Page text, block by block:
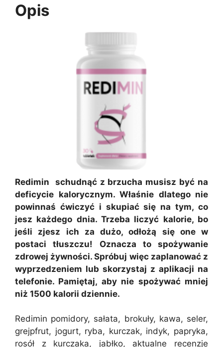
Opis
Redimin schudnąć z brzucha musisz być na
deficycie kalorycznym. Właśnie dlatego nie
powinnaś ćwiczyć i skupiać się na tym, co
jesz każdego dnia. Trzeba liczyć kalorie, bo
jeśli zjesz ich za dużo, odłożą się one w
postaci tłuszczu! Oznacza to spożywanie
zdrowej żywności. Spróbuj więc zaplanować z
wyprzedzeniem lub skorzystaj z aplikacji na
telefonie. Pamiętaj, aby nie spożywać mniej
niż 1500 kalorii dziennie.
Redimin pomidory, sałata, brokuły, kawa, seler,
grejpfrut, jogurt, ryba, kurczak, indyk, papryka,
rosół z kurczaka, jabłko, aktualne recenzje